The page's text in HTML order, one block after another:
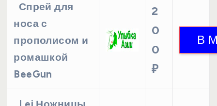
Спрей для
носа с
прополисом и
ромашкой
BeeGun
2
0
0
₽